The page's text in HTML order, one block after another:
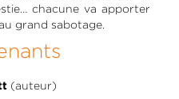
chacune va apporter
grand sabotage.
(auteur)